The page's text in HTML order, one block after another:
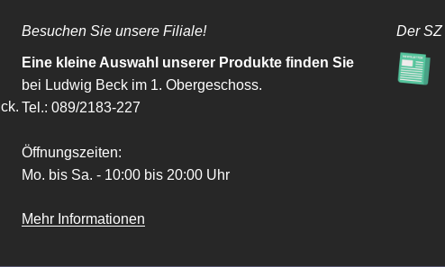
Besuchen Sie unsere Filiale!
Eine kleine Auswahl unserer Produkte finden Sie
bei Ludwig Beck im 1. Obergeschoss.
Tel.: 089/2183-227
Öffnungszeiten:
Mo. bis Sa. - 10:00 bis 20:00 Uhr
Mehr Informationen
Der